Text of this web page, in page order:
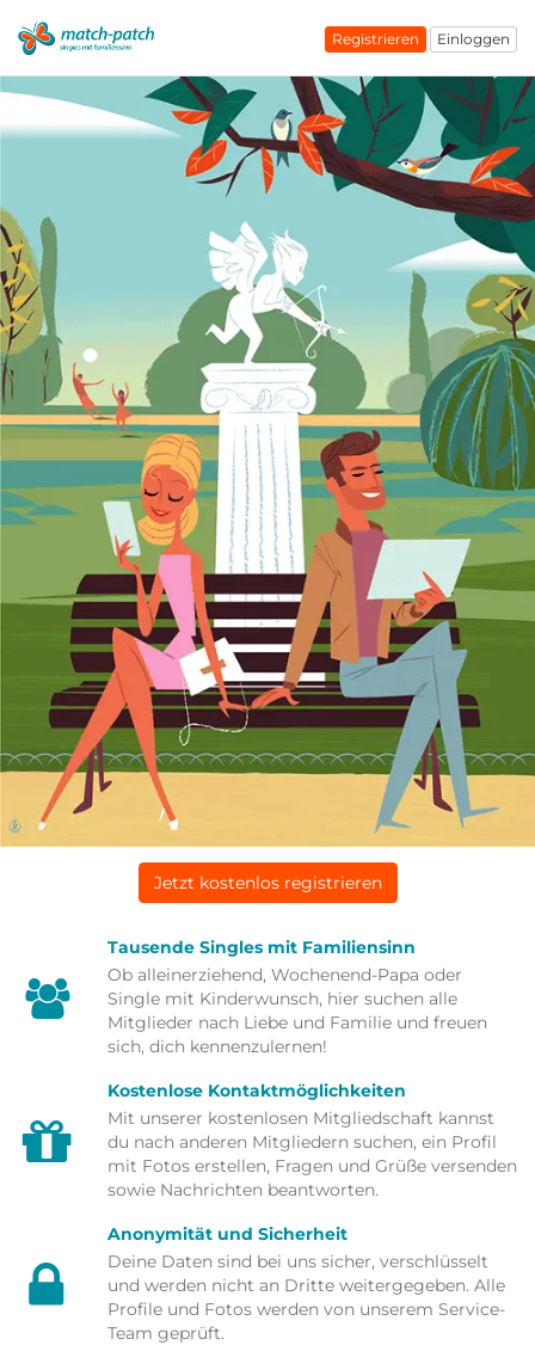
Registrieren Einloggen
Jetzt kostenlos registrieren
Tausende Singles mit Familiensinn
Ob alleinerziehend, Wochenend-Papa oder
Single mit Kinderwunsch, hier suchen alle
Mitglieder nach Liebe und Familie und freuen
sich, dich kennenzulernen!
Kostenlose Kontaktmöglichkeiten
Mit unserer kostenlosen Mitgliedschaft kannst
du nach anderen Mitgliedern suchen, ein Profil
mit Fotos erstellen, Fragen und Grüße versenden
sowie Nachrichten beantworten.
Anonymität und Sicherheit
Deine Daten sind bei uns sicher, verschlüsselt
und werden nicht an Dritte weitergegeben. Alle
Profile und Fotos werden von unserem Service-
Team geprüft.